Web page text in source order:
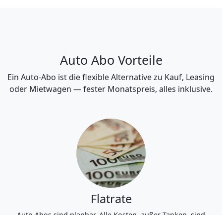
Auto Abo Vorteile
Ein Auto-Abo ist die flexible Alternative zu Kauf, Leasing
oder Mietwagen — fester Monatspreis, alles inklusive.
Flatrate